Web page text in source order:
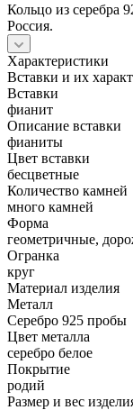
Кольцо из серебра
Россия.
Характеристики
Вставки и их
Вставки
фианит
Описание вставки
фианиты
Цвет вставки
бесцветные
Количество камней
много камней
Форма
геометричные,
Огранка
круг
Материал изделия
Металл
Серебро 925 пробы
Цвет металла
серебро белое
Покрытие
родий
Размер и вес